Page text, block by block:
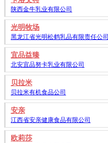
陕西金牛乳业有限公司
光明牧场
黑龙江省光明松鹤乳品有限责任公司
宜品益臻
北安宜品努卡乳业有限公司
贝拉米
贝拉米有机食品公司
安亲
江西省安亲健康食品有限公司
欧莉莎